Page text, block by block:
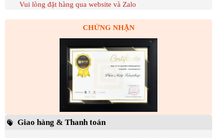
Vui lòng đặt hàng qua website và Zalo
CHỨNG NHẬN
Giao hàng & Thanh toán